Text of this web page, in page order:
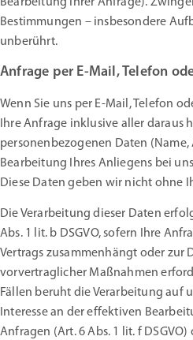
Bestimmungen – insbesondere
unberührt.
Anfrage per E-Mail, Telefon
Wenn Sie uns per E-Mail, Telefon
Ihre Anfrage inklusive aller daraus
personenbezogenen Daten
Bearbeitung Ihres Anliegens bei
Diese Daten geben wir nicht ohne
Die Verarbeitung dieser Daten
Abs. 1 lit. b DSGVO, sofern Ihre
Vertrags zusammenhängt oder zur
vorvertraglicher Maßnahmen
Fällen beruht die Verarbeitung auf
Interesse an der effektiven
Anfragen (Art. 6 Abs. 1 lit. f